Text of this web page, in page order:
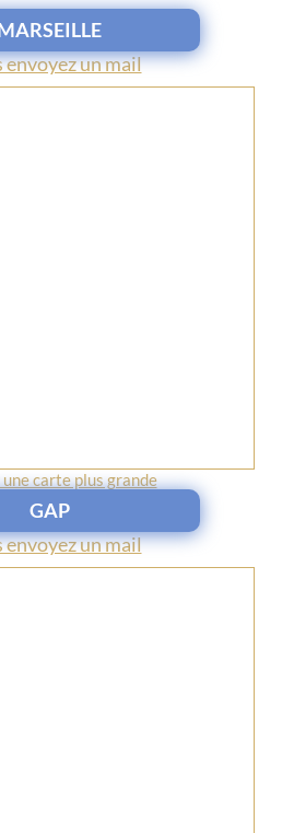
envoyez un mail
carte plus grande
GAP
envoyez un mail